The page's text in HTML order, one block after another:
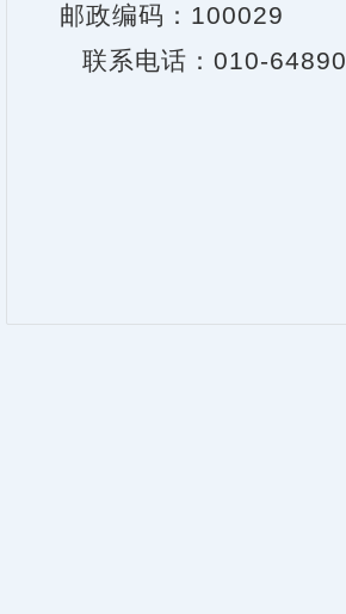
邮政编码： 100029
联系电话： 010-